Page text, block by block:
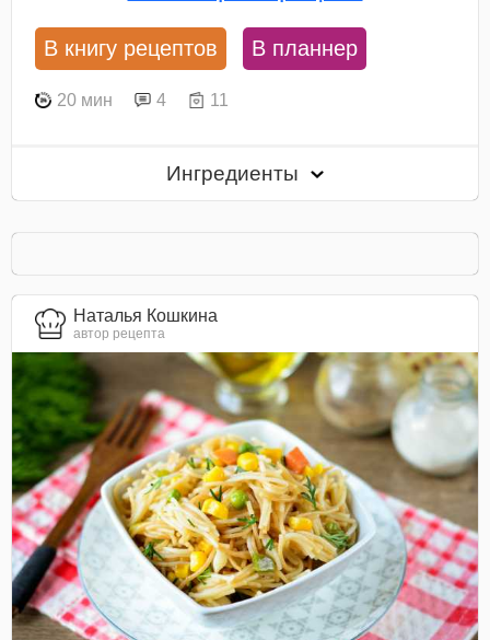
В книгу рецептов В планнер
20 мин 4 11
Ингредиенты
Наталья Кошкина
автор рецепта